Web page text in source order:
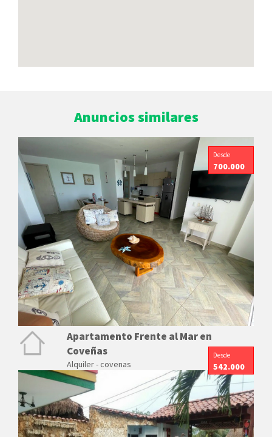
Anuncios similares
Desde
700.000
Apartamento Frente al Mar en
Coveñas
Alquiler - covenas
Desde
542.000